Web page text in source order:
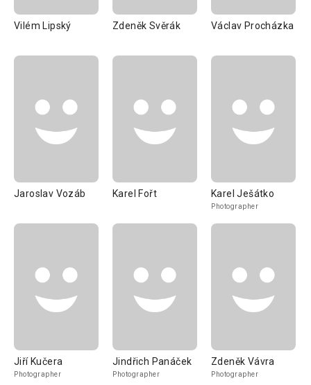
Vilém Lipský Zdeněk Svěrák Václav Procházka
Jaroslav Vozáb Karel Fořt Karel Ješátko
Photographer
Jiří Kučera
Photographer
Jindřich Panáček
Photographer
Zdeněk Vávra
Photographer